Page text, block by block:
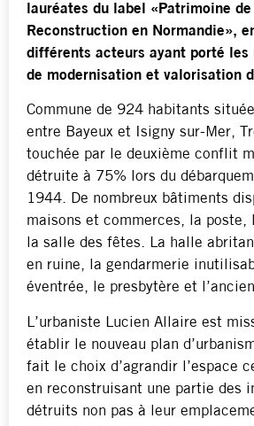
lauréates du label «Patrimoine
Reconstruction en Normandie»,
différents acteurs ayant porté les
de modernisation et valorisation
Commune de 924 habitants
entre Bayeux et Isigny sur-Mer,
touchée par le deuxième conflit
détruite à 75% lors du
1944. De nombreux bâtiments
maisons et commerces, la poste,
la salle des fêtes. La halle
en ruine, la gendarmerie
éventrée, le presbytère et
L’urbaniste Lucien Allaire est
établir le nouveau plan
fait le choix d’agrandir l’espace
en reconstruisant une partie des
détruits non pas à leur